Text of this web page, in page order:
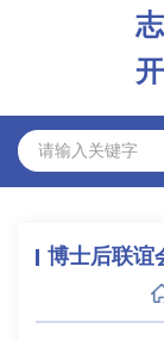
博士后联谊